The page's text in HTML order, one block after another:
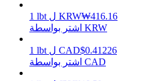
1 lbt ل KRW₩416.16
اشتر بواسطة KRW
1 lbt ل CAD$0.41226
اشتر بواسطة CAD